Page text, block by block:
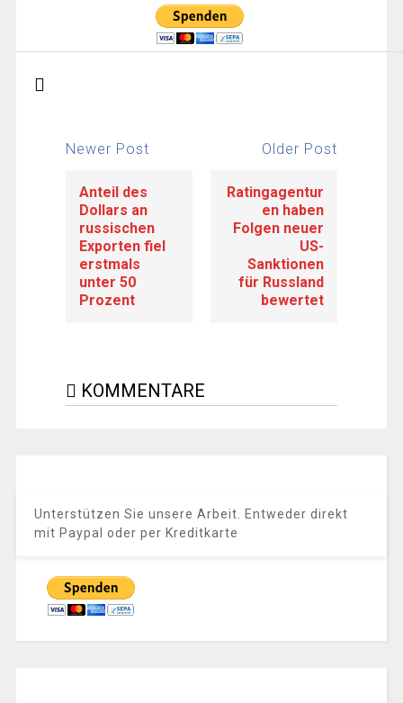
Newer Post
Anteil des
Dollars an
russischen
Exporten fiel
erstmals
unter 50
Prozent
Older Post
Ratingagentur
en haben
Folgen neuer
US-
Sanktionen
für Russland
bewertet
KOMMENTARE
Unterstützen Sie unsere Arbeit. Entweder direkt
mit Paypal oder per Kreditkarte